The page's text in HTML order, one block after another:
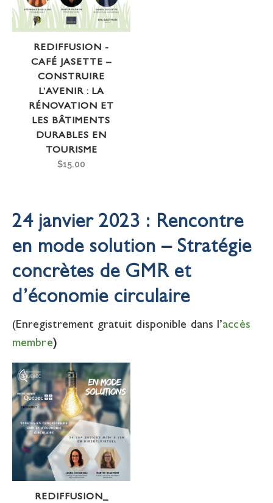
REDIFFUSION -
CAFÉ JASETTE –
CONSTRUIRE
L’AVENIR : LA
RÉNOVATION ET
LES BÂTIMENTS
DURABLES EN
TOURISME
$15.00
24 janvier 2023 : Rencontre
en mode solution – Stratégie
concrètes de GMR et
d’économie circulaire
(Enregistrement gratuit disponible dans l’accès
membre)
REDIFFUSION_